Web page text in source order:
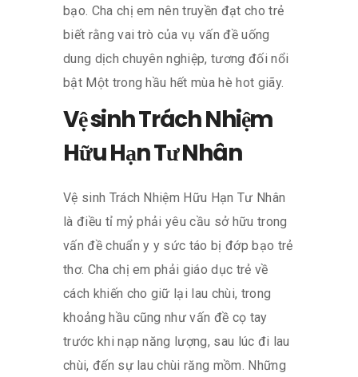
bạo. Cha chị em nên truyền đạt cho trẻ
biết rằng vai trò của vụ vấn đề uống
dung dịch chuyên nghiệp, tương đối nổi
bật Một trong hầu hết mùa hè hot giãy.
Vệ sinh Trách Nhiệm
Hữu Hạn Tư Nhân
Vệ sinh Trách Nhiệm Hữu Hạn Tư Nhân
là điều tỉ mỷ phải yêu cầu sở hữu trong
vấn đề chuẩn y y sức táo bị đớp bạo trẻ
thơ. Cha chị em phải giáo dục trẻ về
cách khiến cho giữ lại lau chùi, trong
khoảng hầu cũng như vấn đề cọ tay
trước khi nạp năng lượng, sau lúc đi lau
chùi, đến sự lau chùi răng mồm. Những